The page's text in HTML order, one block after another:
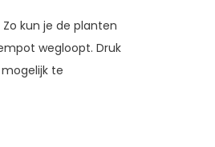
kun je de planten
wegloopt. Druk
te